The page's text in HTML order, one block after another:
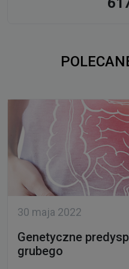
30 maja 2022
Genetyczne
grubego